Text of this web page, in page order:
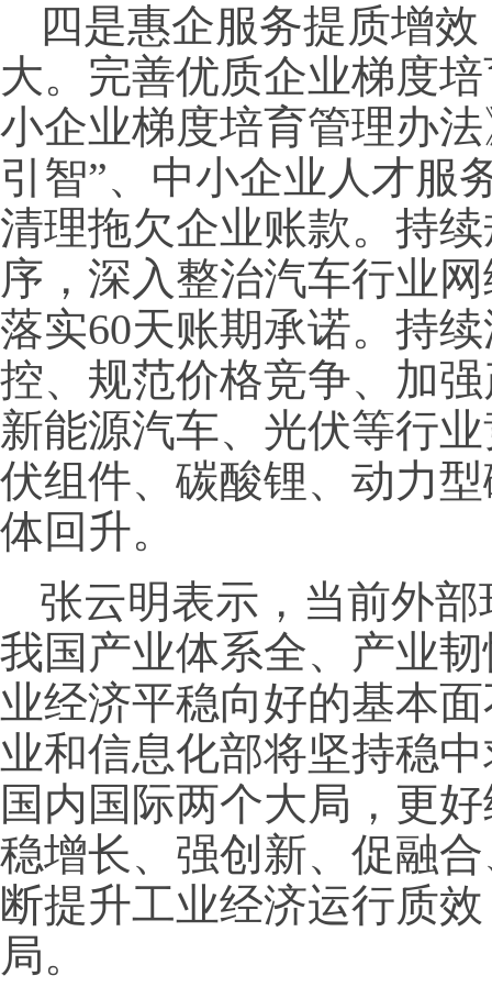
四是惠企服务提质增
大。完善优质企业梯度
小企业梯度培育管理办
引智”、中小企业人才服
清理拖欠企业账款。持
序，深入整治汽车行业
落实60天账期承诺。持
控、规范价格竞争、加
新能源汽车、光伏等行
伏组件、碳酸锂、动力
体回升。
张云明表示，当前外
我国产业体系全、产业
业经济平稳向好的基本
业和信息化部将坚持稳
国内国际两个大局，更
稳增长、强创新、促融
断提升工业经济运行质
局。